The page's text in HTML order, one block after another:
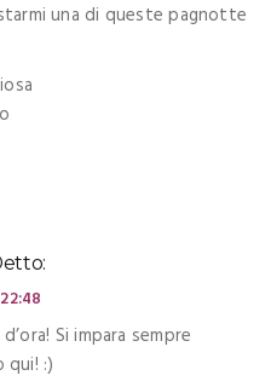
una di queste pagnotte
Si impara sempre
qui! :)